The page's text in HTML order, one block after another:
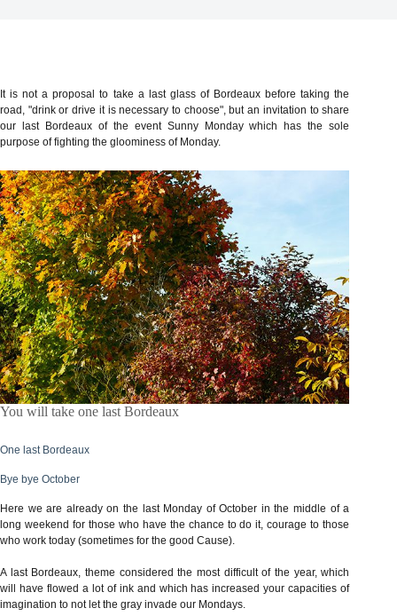
It is not a proposal to take a last glass of Bordeaux before taking the
road, "drink or drive it is necessary to choose", but an invitation to share
our last Bordeaux of the event Sunny Monday which has the sole
purpose of fighting the gloominess of Monday.
You will take one last Bordeaux
One last Bordeaux
Bye bye October
Here we are already on the last Monday of October in the middle of a
long weekend for those who have the chance to do it, courage to those
who work today (sometimes for the good Cause).
A last Bordeaux, theme considered the most difficult of the year, which
will have flowed a lot of ink and which has increased your capacities of
imagination to not let the gray invade our Mondays.